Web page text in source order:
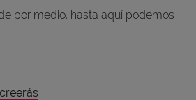
por medio, hasta aquí podemos